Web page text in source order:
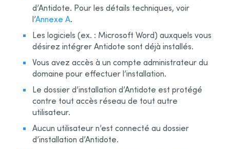
Déploiement du MSI d’origine par ligne de commande
Préalables
Désinstallation d’une édition précédente
Installation
Intégration dans les logiciels
Désinstallation
Déploiement automatisé par GPO
Préalables
Désinstallation d’une édition précédente
d’Antidote. Pour les détails techniques, voir
l’Annexe A.
Les logiciels (ex. : Microsoft Word) auxquels vous
désirez intégrer Antidote sont déjà installés.
Vous avez accès à un compte administrateur du
domaine pour effectuer l’installation.
Le dossier d’installation d’Antidote est protégé
contre tout accès réseau de tout autre
utilisateur.
Aucun utilisateur n’est connecté au dossier
d’installation d’Antidote.